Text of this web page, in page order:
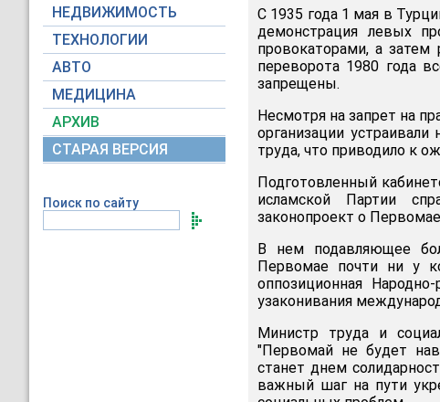
НЕДВИЖИМОСТЬ
ТЕХНОЛОГИИ
АВТО
МЕДИЦИНА
АРХИВ
СТАРАЯ ВЕРСИЯ
Поиск по сайту
С 1935 года 1 мая в
демонстрация левых
провокаторами, а затем
переворота 1980 года
запрещены.
Несмотря на запрет на
организации
труда, что приводило к
Подготовленный
исламской Партии
законопроект о
В нем подавляющее
Первомае почти ни у
оппозиционная
узаконивания
Министр труда и
"Первомай не будет
станет днем
важный шаг на пути